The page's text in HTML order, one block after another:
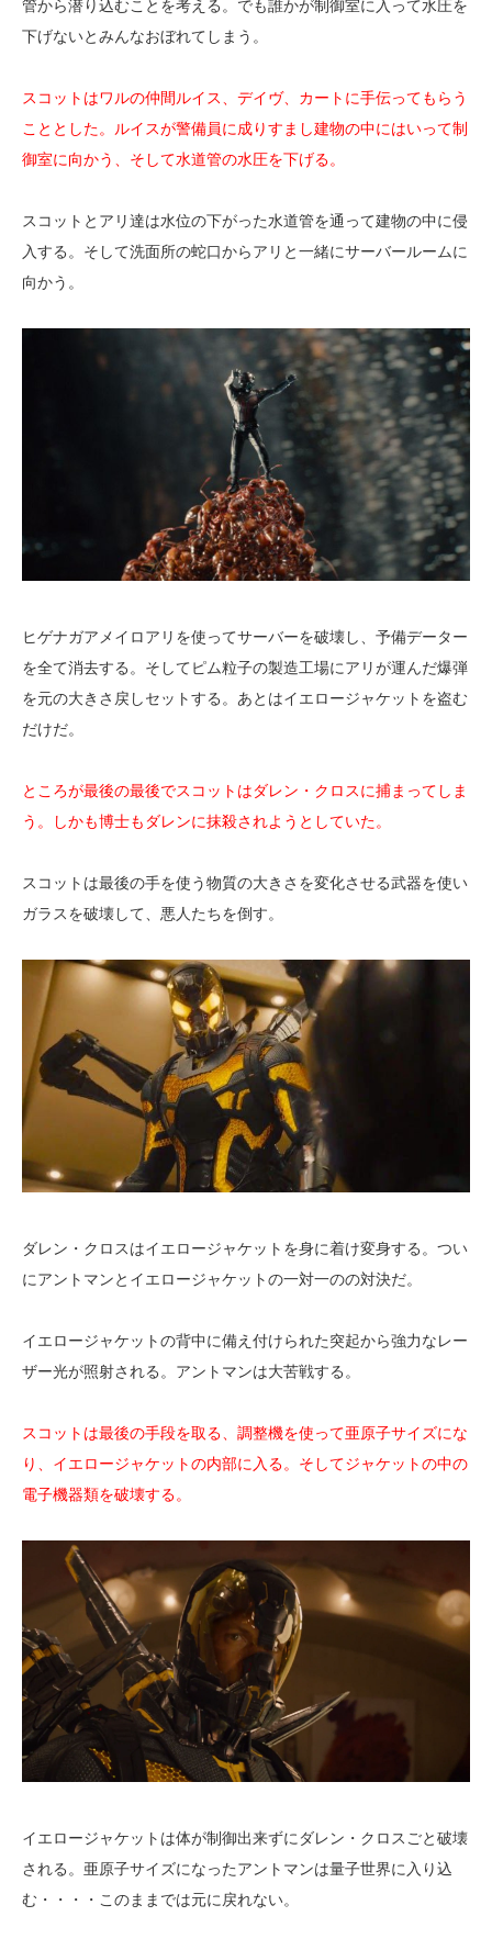
管から潜り込むことを考える。でも誰かが制御室に入って水圧を
下げないとみんなおぼれてしまう。
スコットはワルの仲間ルイス、デイヴ、カートに手伝ってもらう
こととした。ルイスが警備員に成りすまし建物の中にはいって制
御室に向かう、そして水道管の水圧を下げる。
スコットとアリ達は水位の下がった水道管を通って建物の中に侵
入する。そして洗面所の蛇口からアリと一緒にサーバールームに
向かう。
ヒゲナガアメイロアリを使ってサーバーを破壊し、予備データー
を全て消去する。そしてピム粒子の製造工場にアリが運んだ爆弾
を元の大きさ戻しセットする。あとはイエロージャケットを盗む
だけだ。
ところが最後の最後でスコットはダレン・クロスに捕まってしま
う。しかも博士もダレンに抹殺されようとしていた。
スコットは最後の手を使う物質の大きさを変化させる武器を使い
ガラスを破壊して、悪人たちを倒す。
ダレン・クロスはイエロージャケットを身に着け変身する。つい
にアントマンとイエロージャケットの一対一のの対決だ。
イエロージャケットの背中に備え付けられた突起から強力なレー
ザー光が照射される。アントマンは大苦戦する。
スコットは最後の手段を取る、調整機を使って亜原子サイズにな
り、イエロージャケットの内部に入る。そしてジャケットの中の
電子機器類を破壊する。
イエロージャケットは体が制御出来ずにダレン・クロスごと破壊
される。亜原子サイズになったアントマンは量子世界に入り込
む・・・・このままでは元に戻れない。